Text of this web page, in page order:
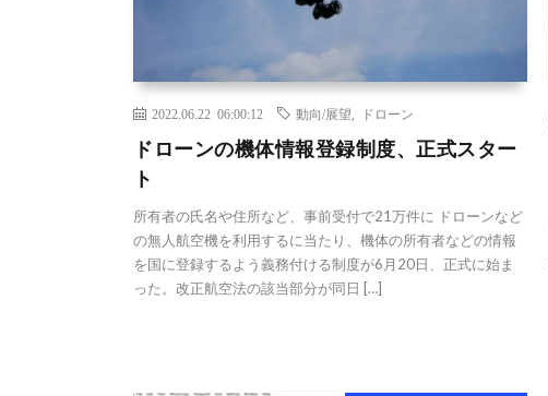
2022.06.22 06:00:12 動向/展望 ドローン
ドローンの機体情報登録制度、正式スター
ト
所有者の氏名や住所など、事前受付で21万件に ドローンなど
の無人航空機を利用するに当たり、機体の所有者などの情報
を国に登録するよう義務付ける制度が6月20日、正式に始ま
った。改正航空法の該当部分が同日 […]